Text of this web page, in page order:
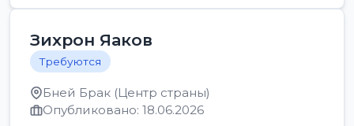
Зихрон Яаков
Требуются
Бней Брак (Центр страны)
Опубликовано: 18.06.2026